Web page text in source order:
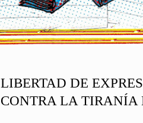
LIBERTAD DE
CONTRA LA TIRANÍA